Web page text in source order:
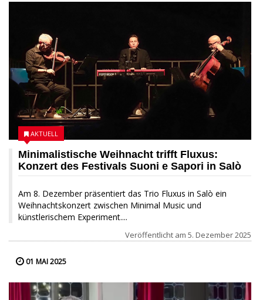
Minimalistische Weihnacht trifft Fluxus:
Konzert des Festivals Suoni e Sapori in Salò
Am 8. Dezember präsentiert das Trio Fluxus in Salò ein
Weihnachtskonzert zwischen Minimal Music und
künstlerischem Experiment....
AKTUELL
Veröffentlicht am 5. Dezember 2025
01 MAI 2025